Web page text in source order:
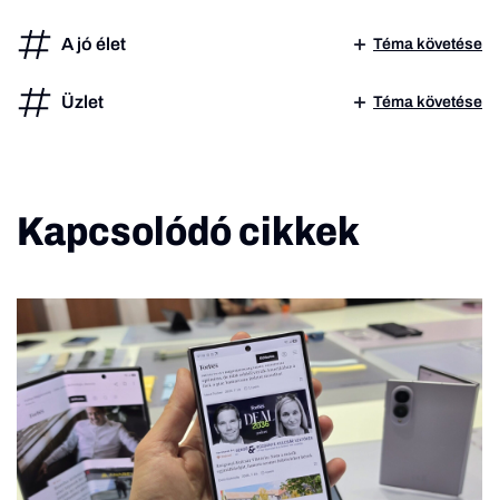
A jó élet Téma követése
Üzlet Téma követése
Kapcsolódó cikkek